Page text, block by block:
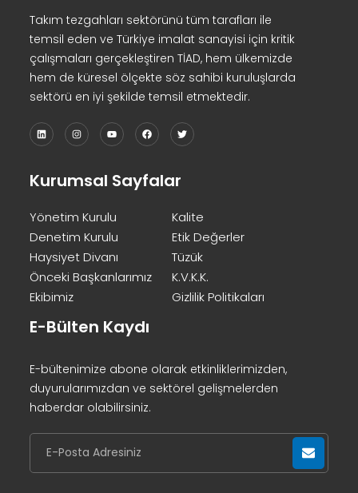
Takım tezgahları sektörünü tüm tarafları ile
temsil eden ve Türkiye imalat sanayisi için kritik
çalışmaları gerçekleştiren TİAD, hem ülkemizde
hem de küresel ölçekte söz sahibi kuruluşlarda
sektörü en iyi şekilde temsil etmektedir.
Kurumsal Sayfalar
Yönetim Kurulu
Denetim Kurulu
Haysiyet Divanı
Önceki Başkanlarımız
Ekibimiz
Kalite
Etik Değerler
Tüzük
K.V.K.K.
Gizlilik Politikaları
E-Bülten Kaydı
E-bültenimize abone olarak etkinliklerimizden,
duyurularımızdan ve sektörel gelişmelerden
haberdar olabilirsiniz.